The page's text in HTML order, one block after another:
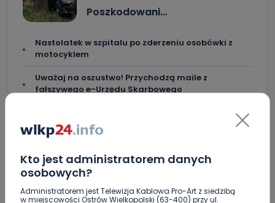
Kto jest administratorem danych
osobowych?
Administratorem jest Telewizja Kablowa Pro-Art z siedzibą
w miejscowości Ostrów Wielkopolski (63-400) przy ul.
Poszkodowani…
Nastolatek w szpitalu po zderzeniu osobówki z
motocyklem
Uważaj na oszustwo! Przychodzą maile z
fałszywego e-Urzędu Skarbowego
Jak wybrać prostownicę do włosów puszących się i
elektryzujących?
komunikat sanepidu